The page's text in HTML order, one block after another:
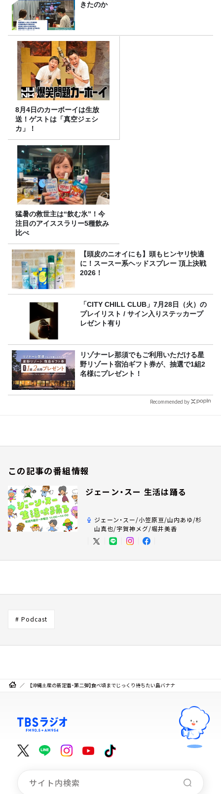
きたのか
8月4日のカーボーイは生放
送！ゲストは「真空ジェシ
カ」！
猛暑の救世主は“飲む氷”！今
注目のアイススラリー5種飲み
比べ
【頭皮のニオイにも】頭もヒンヤリ快適
に！スースー系ヘッドスプレー 頂上決戦
2026！
「CITY CHILL CLUB」7月28日（火）の
プレイリスト / サイン入りステッカープ
レゼント有り
リゾナーレ那須でもご利用いただける星
野リゾート宿泊ギフト券が、抽選で1組2
名様にプレゼント！
Recommended by
この記事の番組情報
ジェーン・スー 生活は踊る
ジェーン・スー/小笠原亘/山内あゆ/杉
山真也/宇賀神メグ/堀井美香
# Podcast
【沖縄土産の新定番・第二弾】食べ頃までじっくり待ちたい島バナナ